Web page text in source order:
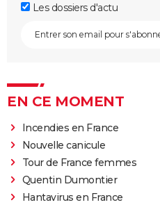
Les dossiers d'actu
EN CE MOMENT
Incendies en France
Nouvelle canicule
Tour de France femmes
Quentin Dumontier
Hantavirus en France